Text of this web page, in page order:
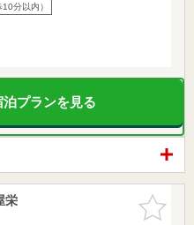
分以内）
プランを見る
お気に入
りに追加
栄